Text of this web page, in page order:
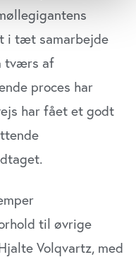
få meter
på en scanning af
indhold og
til sociale medier og til
oplysninger om
partnere inden for
og
givet dem, eller som
fortsætter med at
i tæt samarbejde
tværs af
proces har
har fået et godt
til øvrige
Volqvartz, med